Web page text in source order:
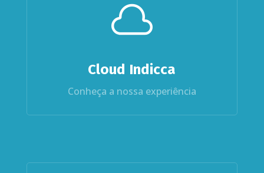

Cloud Indicca
Conheça a nossa experiência